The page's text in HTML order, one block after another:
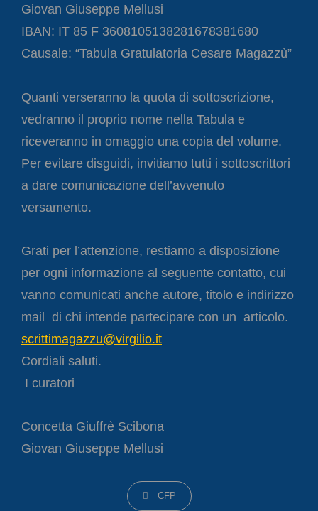
Giovan Giuseppe Mellusi
IBAN: IT 85 F 3608105138281678381680
Causale: “Tabula Gratulatoria Cesare Magazzù”
Quanti verseranno la quota di sottoscrizione,
vedranno il proprio nome nella Tabula e
riceveranno in omaggio una copia del volume.
Per evitare disguidi, invitiamo tutti i sottoscrittori
a dare comunicazione dell’avvenuto
versamento.
Grati per l’attenzione, restiamo a disposizione
per ogni informazione al seguente contatto, cui
vanno comunicati anche autore, titolo e indirizzo
mail di chi intende partecipare con un articolo.
scrittimagazzu@virgilio.it
Cordiali saluti.
I curatori
Concetta Giuffrè Scibona
Giovan Giuseppe Mellusi
CATEGORIES
CFP